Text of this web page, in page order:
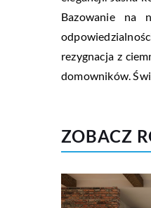
Bazowanie na
rezygnacja z
domowników.
ZOBACZ